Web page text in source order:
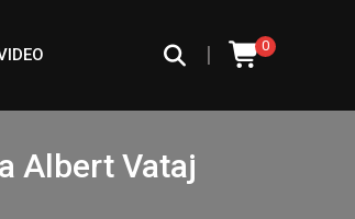
0
|
Albert Vataj